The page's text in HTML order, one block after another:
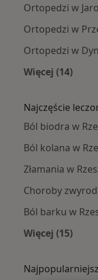
Ortopedzi w
Ortopedzi w
Ortopedzi w
Więcej (14)
Najczęście
Ból biodra w
Ból kolana w
Złamania w
Choroby
Ból barku w
Więcej (15)